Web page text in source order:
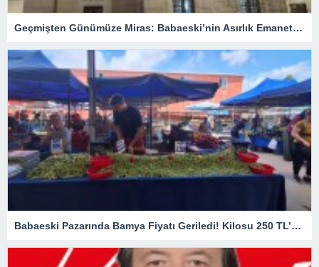
Geçmişten Günümüze Miras: Babaeski’nin Asırlık Emaneti Semiz Ali Paşa Külliyesi
Babaeski Pazarında Bamya Fiyatı Geriledi! Kilosu 250 TL’ye Düştü